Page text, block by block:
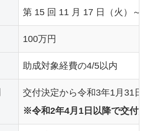
第 15 回 11 月 17 日（火）～
100万円
助成対象経費の4/5以内
交付決定から令和3年1月31
※令和2年4月1日以降で交付